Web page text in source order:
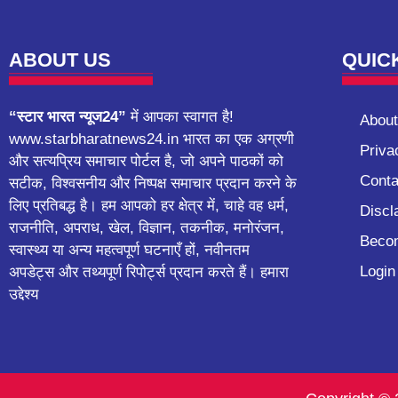
ABOUT US
“स्टार भारत न्यूज24” में आपका स्वागत है!
www.starbharatnews24.in भारत का एक अग्रणी
और सत्यप्रिय समाचार पोर्टल है, जो अपने पाठकों को
सटीक, विश्वसनीय और निष्पक्ष समाचार प्रदान करने के
लिए प्रतिबद्ध है। हम आपको हर क्षेत्र में, चाहे वह धर्म,
राजनीति, अपराध, खेल, विज्ञान, तकनीक, मनोरंजन,
स्वास्थ्य या अन्य महत्वपूर्ण घटनाएँ हों, नवीनतम
अपडेट्स और तथ्यपूर्ण रिपोर्ट्स प्रदान करते हैं। हमारा
उद्देश्य
Login